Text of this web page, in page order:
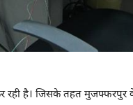
है। जिसके तहत मुजफ्फरपुर